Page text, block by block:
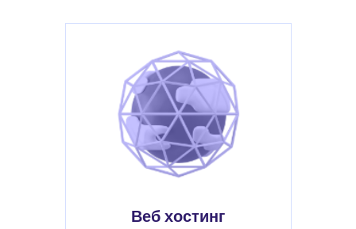
Веб хостинг